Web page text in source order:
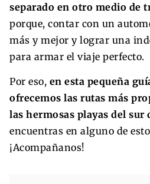
separado en otro medio de
porque, contar con un
más y mejor y lograr una
para armar el viaje perfecto.
Por eso, en esta pequeña
ofrecemos las rutas más
las hermosas playas del sur
encuentras en alguno de
¡Acompañanos!